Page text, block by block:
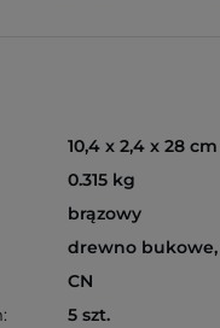
10,4 x 2,4 x 28 cm
0.315 kg
brązowy
drewno
CN
5 szt.